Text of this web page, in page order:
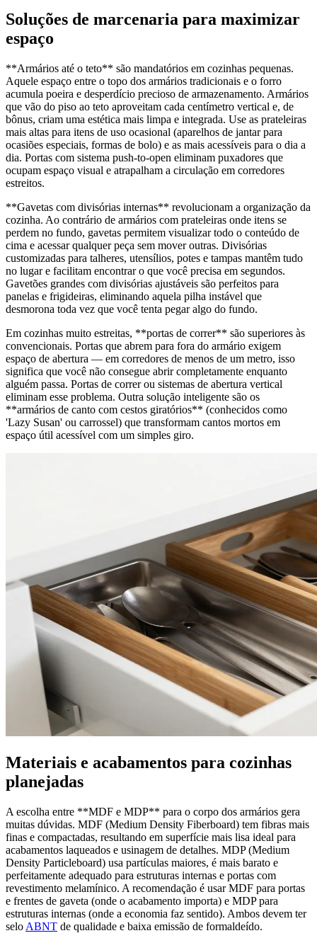
Soluções de marcenaria para maximizar
espaço
**Armários até o teto** são mandatórios em cozinhas pequenas.
Aquele espaço entre o topo dos armários tradicionais e o forro
acumula poeira e desperdício precioso de armazenamento. Armários
que vão do piso ao teto aproveitam cada centímetro vertical e, de
bônus, criam uma estética mais limpa e integrada. Use as prateleiras
mais altas para itens de uso ocasional (aparelhos de jantar para
ocasiões especiais, formas de bolo) e as mais acessíveis para o dia a
dia. Portas com sistema push-to-open eliminam puxadores que
ocupam espaço visual e atrapalham a circulação em corredores
estreitos.
**Gavetas com divisórias internas** revolucionam a organização da
cozinha. Ao contrário de armários com prateleiras onde itens se
perdem no fundo, gavetas permitem visualizar todo o conteúdo de
cima e acessar qualquer peça sem mover outras. Divisórias
customizadas para talheres, utensílios, potes e tampas mantêm tudo
no lugar e facilitam encontrar o que você precisa em segundos.
Gavetões grandes com divisórias ajustáveis são perfeitos para
panelas e frigideiras, eliminando aquela pilha instável que
desmorona toda vez que você tenta pegar algo do fundo.
Em cozinhas muito estreitas, **portas de correr** são superiores às
convencionais. Portas que abrem para fora do armário exigem
espaço de abertura — em corredores de menos de um metro, isso
significa que você não consegue abrir completamente enquanto
alguém passa. Portas de correr ou sistemas de abertura vertical
eliminam esse problema. Outra solução inteligente são os
**armários de canto com cestos giratórios** (conhecidos como
'Lazy Susan' ou carrossel) que transformam cantos mortos em
espaço útil acessível com um simples giro.
Materiais e acabamentos para cozinhas
planejadas
A escolha entre **MDF e MDP** para o corpo dos armários gera
muitas dúvidas. MDF (Medium Density Fiberboard) tem fibras mais
finas e compactadas, resultando em superfície mais lisa ideal para
acabamentos laqueados e usinagem de detalhes. MDP (Medium
Density Particleboard) usa partículas maiores, é mais barato e
perfeitamente adequado para estruturas internas e portas com
revestimento melamínico. A recomendação é usar MDF para portas
e frentes de gaveta (onde o acabamento importa) e MDP para
estruturas internas (onde a economia faz sentido). Ambos devem ter
selo ABNT de qualidade e baixa emissão de formaldeído.